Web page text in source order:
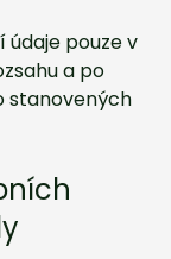
údaje pouze v
a po
stanovených